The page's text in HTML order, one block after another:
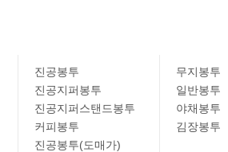
진공봉투
진공지퍼봉투
진공지퍼스탠드봉투
커피봉투
진공봉투(도매가)
무지봉투
일반봉투
야채봉투
김장봉투